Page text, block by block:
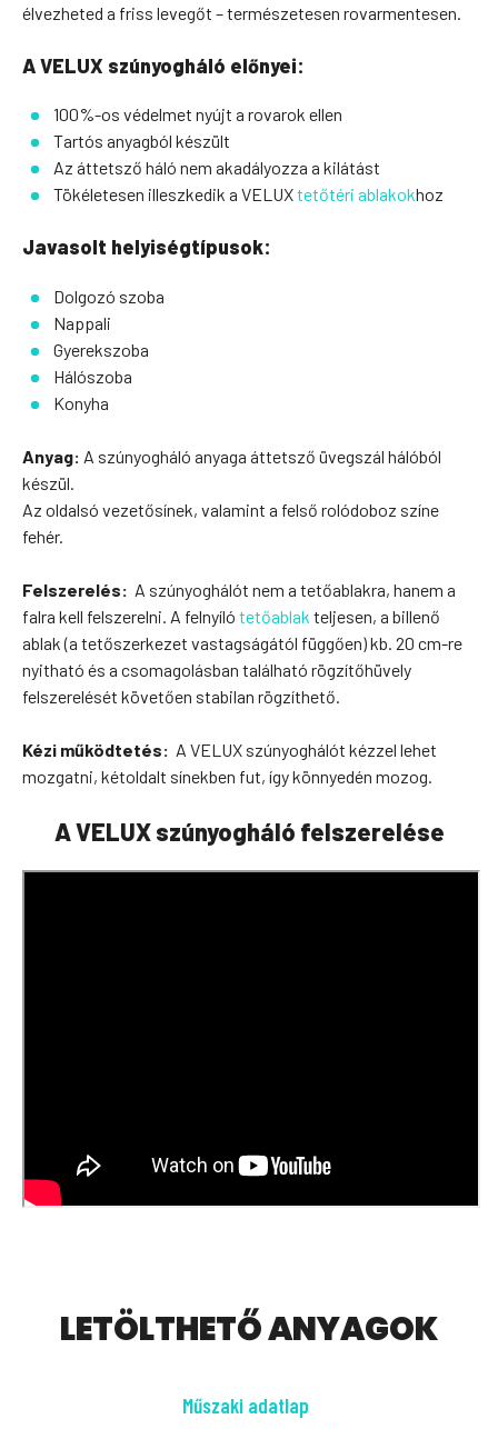
élvezheted a friss levegőt – természetesen rovarmentesen.
A VELUX szúnyogháló előnyei:
100%-os védelmet nyújt a rovarok ellen
Tartós anyagból készült
Az áttetsző háló nem akadályozza a kilátást
Tökéletesen illeszkedik a VELUXtetőtéri ablakokhoz
Javasolt helyiségtípusok:
Dolgozó szoba
Nappali
Gyerekszoba
Hálószoba
Konyha
Anyag: A szúnyogháló anyaga áttetsző üvegszál hálóból
készül.
Az oldalsó vezetősínek, valamint a felső rolódoboz színe
fehér.
Felszerelés: A szúnyoghálót nem a tetőablakra, hanem a
falra kell felszerelni. A felnyíló tetőablak teljesen, a billenő
ablak (a tetőszerkezet vastagságától függően) kb. 20 cm-re
nyitható és a csomagolásban található rögzítőhüvely
felszerelését követően stabilan rögzíthető.
Kézi működtetés: A VELUX szúnyoghálót kézzel lehet
mozgatni, kétoldalt sínekben fut, így könnyedén mozog.
A VELUX szúnyogháló felszerelése
LETÖLTHETŐ ANYAGOK
Műszaki adatlap